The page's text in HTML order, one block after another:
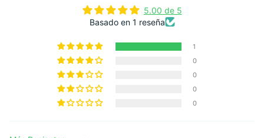
5.00 de 5
Basado en 1 reseña
1
0
0
0
0